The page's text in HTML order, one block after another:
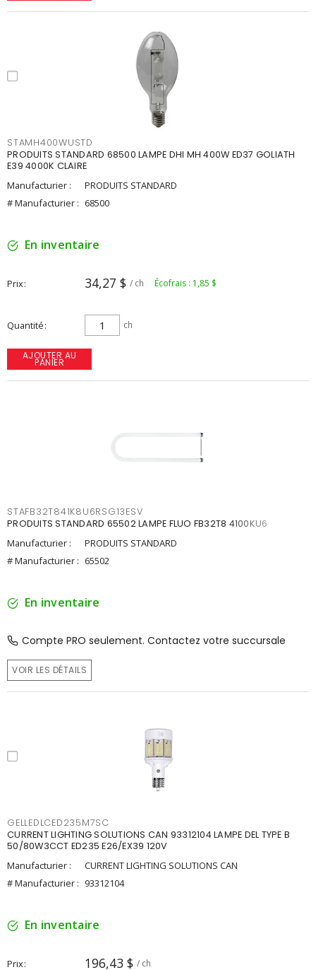
STAMH400WUSTD
PRODUITS STANDARD 68500 LAMPE DHI MH 400W ED37 GOLIATH
E39 4000K CLAIRE
Manufacturier :
PRODUITS STANDARD
# Manufacturier : 68500
En inventaire
Prix 34,27 $ / ch Écofrais : 1,85 $
Quantité ch
AJOUTER AU
PANIER
STAFB32T841K8U6RSG13ESV
PRODUITS STANDARD 65502 LAMPE FLUO FB32T8 4100KU6
Manufacturier :
PRODUITS STANDARD
# Manufacturier : 65502
En inventaire
Compte PRO seulement. Contactez votre succursale
VOIR LES DÉTAILS
GELLEDLCED235M7SC
CURRENT LIGHTING SOLUTIONS CAN 93312104 LAMPE DEL TYPE B
50/80W3CCT ED235 E26/EX39 120V
Manufacturier :
CURRENT LIGHTING SOLUTIONS CAN
# Manufacturier : 93312104
En inventaire
Prix 196,43 $ / ch